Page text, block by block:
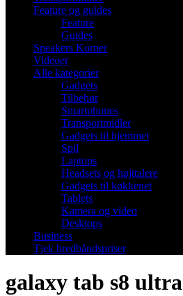
Feature og guides
Feature
Guides
Speakers Korner
Videoer
Alle kategorier
Gadgets
Tilbehør
Smartphones
Transportmidler
Gadgets til hjemmet
Spil
Laptops
Headsets og højttalere
Gadgets til køkkenet
Tablets
Kamera og video
Desktops
Business
Tjek bredbåndspriser
galaxy tab s8 ultra